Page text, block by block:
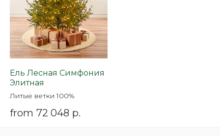
Ель Лесная Симфония
Элитная
Литые ветки 100%
from 72 048 р.